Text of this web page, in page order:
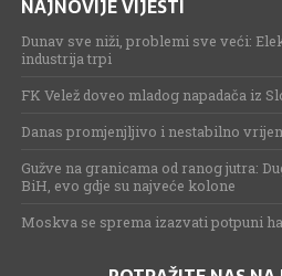
NAJNOVIJE VIJESTI
Dunav sve niži, problemi sve veći:
industrija trpi
FK Velež doveo mladog napadača iz
Danas promjenjljivo i nestabilno
Gužve na granicama od ranog jutra:
BiH, evo gdje su najveće kolone
Moskva se sprema izazvati potpuni